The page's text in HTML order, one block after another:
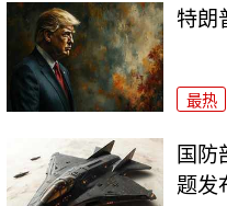
特朗
最热
国防
题发